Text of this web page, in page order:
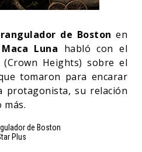
de Boston en
Maca Luna habló con el
(Crown Heights) sobre el
tomaron para encarar
su relación
más.
Plus